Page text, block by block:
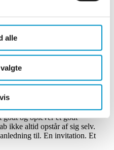
alle
med, er den enkle handling
gør det allerede, men vi vil
at tage det første skridt.
glad, da hendes underbo
I dag drikker de jævnligt kaffe
over en kop kaffe.
godt og oplever et godt
ikke altid opstår af sig selv.
til. En invitation. Et